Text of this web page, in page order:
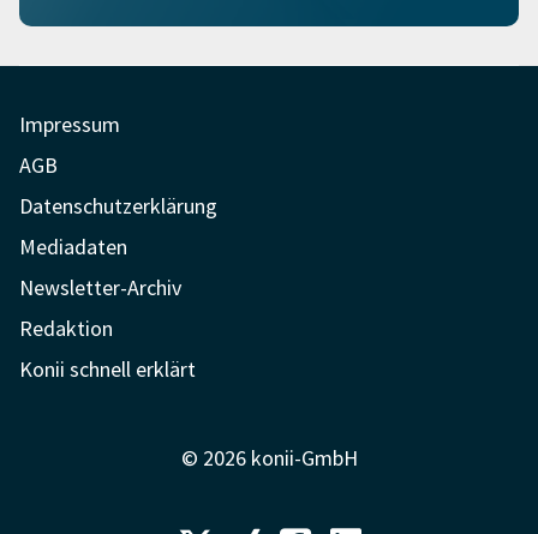
Impressum
AGB
Datenschutzerklärung
Mediadaten
Newsletter-Archiv
Redaktion
Konii schnell erklärt
© 2026 konii-GmbH